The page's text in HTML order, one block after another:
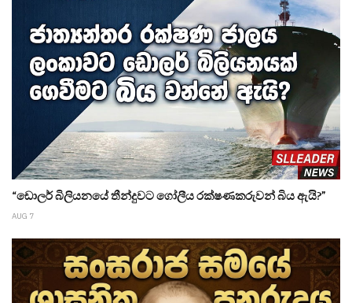
“ඩොලර් බිලියනයේ තීන්දුවට ගෝලීය රක්ෂණකරුවන් බිය ඇයි?”
AUG 7